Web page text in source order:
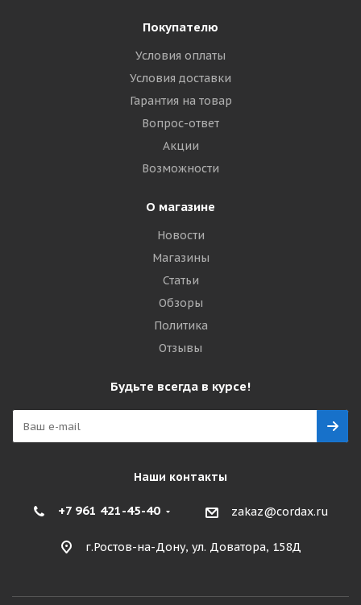
Покупателю
Условия оплаты
Условия доставки
Гарантия на товар
Вопрос-ответ
Акции
Возможности
О магазине
Новости
Магазины
Статьи
Обзоры
Политика
Отзывы
Будьте всегда в курсе!
Наши контакты
+7 961 421-45-40 zakaz@cordax.ru
г.Ростов-на-Дону, ул. Доватора, 158Д